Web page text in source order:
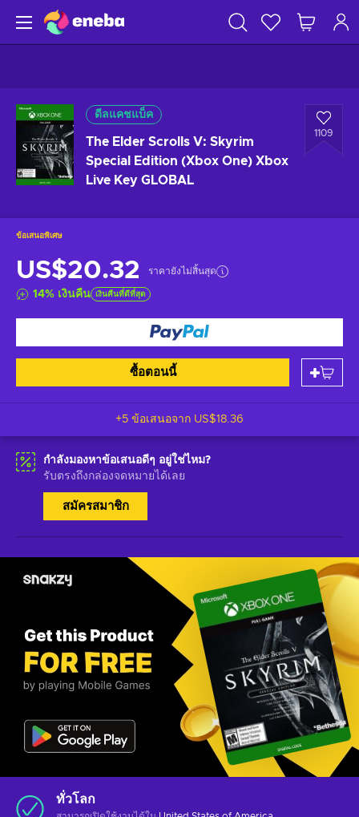
ดีลแคชแบ็ค
The Elder Scrolls V: Skyrim
Special Edition (Xbox One) Xbox
Live Key GLOBAL
1109
ข้อเสนอพิเศษ
US$20.32 ราคายังไม่สิ้นสุด
14% เงินคืน เงินคืนที่ดีที่สุด
ซื้อตอนนี้
+5 ข้อเสนอจาก US$18.36
กำลังมองหาข้อเสนอดีๆ อยู่ใช่ไหม?
รับตรงถึงกล่องจดหมายได้เลย
สมัครสมาชิก
ทั่วโลก